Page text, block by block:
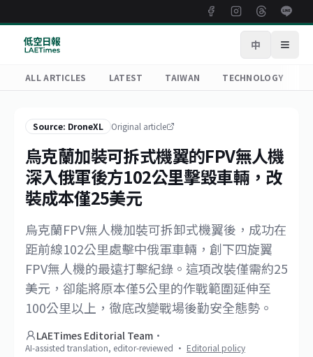
中 Open
ALL ARTICLES LATEST TAIWAN TECHNOLOGY
Source: DroneXL Original article
烏克蘭加裝可拆式機翼的FPV無人機
深入俄軍後方102公里擊毀車輛，改
裝成本僅25美元
烏克蘭FPV無人機加裝可拆卸式機翼後，成功在
距前線102公里處擊中俄軍車輛，創下四旋翼
FPV無人機的最遠打擊紀錄。這項改裝僅需約25
美元，卻能將原本僅5公里的作戰範圍延伸至
100公里以上，徹底改變戰場後勤安全態勢。
LAETimes Editorial Team ·
AI-assisted translation, editor-reviewed · Editorial policy